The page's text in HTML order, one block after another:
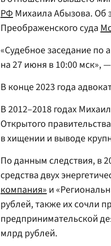
РФМихаила Абызова. Об
Преображенского суда
«Судебное заседание
на 27 июня в 10:00 мск»,
В конце 2023 года
В 2012–2018 годах
Открытого
в хищении и выводе
По данным следствия, в
средства двух
компания»и
рублей, также их сочли
предпринимательской
млрд рублей.